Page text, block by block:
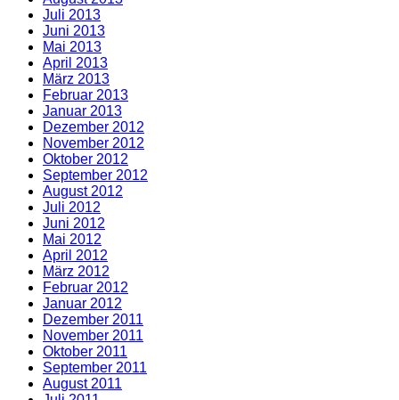
Juli 2013
Juni 2013
Mai 2013
April 2013
März 2013
Februar 2013
Januar 2013
Dezember 2012
November 2012
Oktober 2012
September 2012
August 2012
Juli 2012
Juni 2012
Mai 2012
April 2012
März 2012
Februar 2012
Januar 2012
Dezember 2011
November 2011
Oktober 2011
September 2011
August 2011